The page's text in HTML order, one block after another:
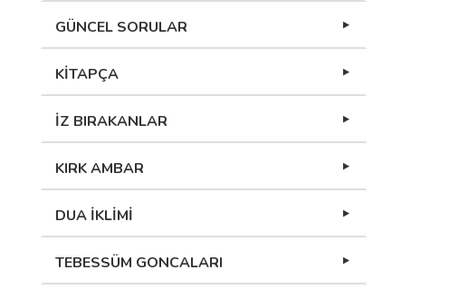
GÜNCEL SORULAR
KİTAPÇA
İZ BIRAKANLAR
KIRK AMBAR
DUA İKLİMİ
TEBESSÜM GONCALARI